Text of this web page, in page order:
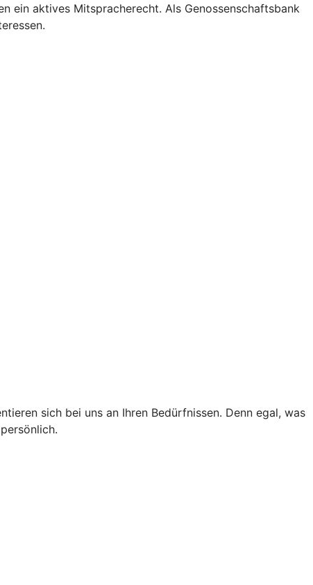
ein aktives Mitspracherecht. Als Genossenschaftsbank
sich bei uns an Ihren Bedürfnissen. Denn egal, was